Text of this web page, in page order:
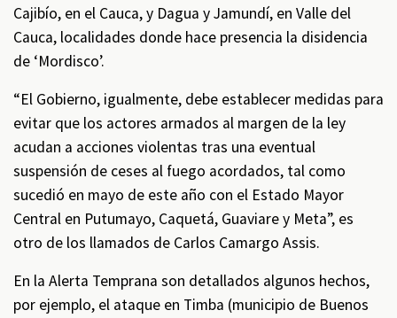
Cajibío, en el Cauca, y Dagua y Jamundí, en Valle del
Cauca, localidades donde hace presencia la disidencia
de ‘Mordisco’.
“El Gobierno, igualmente, debe establecer medidas para
evitar que los actores armados al margen de la ley
acudan a acciones violentas tras una eventual
suspensión de ceses al fuego acordados, tal como
sucedió en mayo de este año con el Estado Mayor
Central en Putumayo, Caquetá, Guaviare y Meta”, es
otro de los llamados de Carlos Camargo Assis.
En la Alerta Temprana son detallados algunos hechos,
por ejemplo, el ataque en Timba (municipio de Buenos